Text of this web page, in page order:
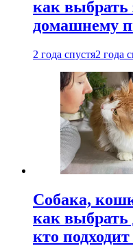
как
домашнему
2 года спустя2 года
Собака,
как
кто